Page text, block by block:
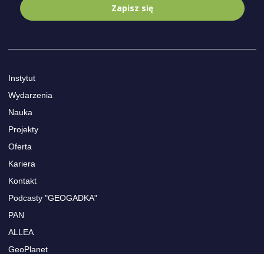
Zapisz się
Instytut
Wydarzenia
Nauka
Projekty
Oferta
Kariera
Kontakt
Podcasty "GEOGADKA"
PAN
ALLEA
GeoPlanet